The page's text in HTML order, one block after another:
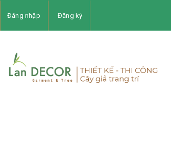
Đăng nhập Đăng ký